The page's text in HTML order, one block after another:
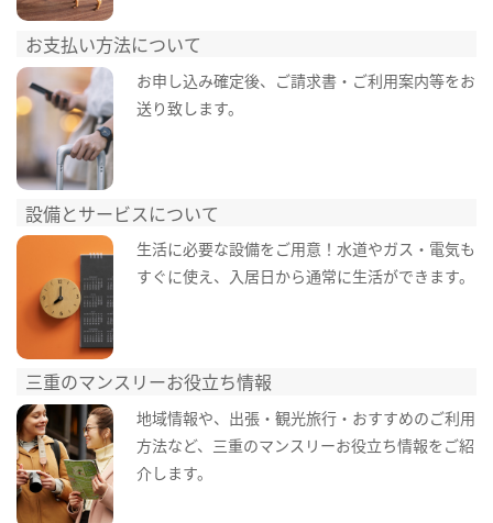
お支払い方法について
お申し込み確定後、ご請求書・ご利用案内等をお
送り致します。
設備とサービスについて
生活に必要な設備をご用意！水道やガス・電気も
すぐに使え、入居日から通常に生活ができます。
三重のマンスリーお役立ち情報
地域情報や、出張・観光旅行・おすすめのご利用
方法など、三重のマンスリーお役立ち情報をご紹
介します。